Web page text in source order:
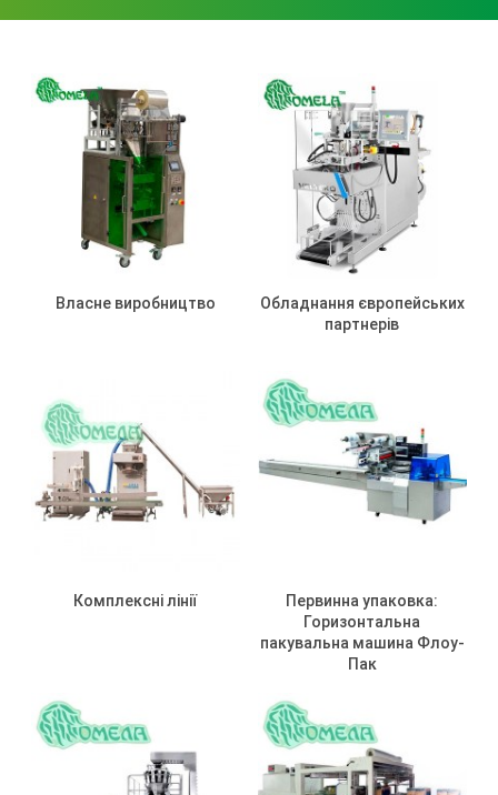
Власне виробництво
Обладнання європейських
партнерів
Комплексні лінії
Первинна упаковка:
Горизонтальна
пакувальна машина Флоу-
Пак